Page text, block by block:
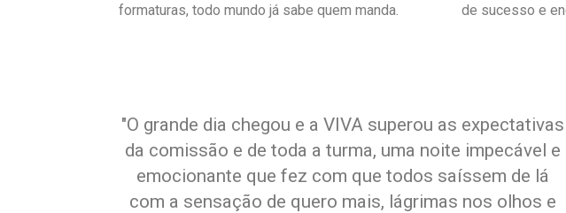
formaturas, todo mundo já sabe quem manda.
de sucesso e
"O grande dia chegou e a VIVA superou as expectativas
da comissão e de toda a turma, uma noite impecável e
emocionante que fez com que todos saíssem de lá
com a sensação de quero mais, lágrimas nos olhos e